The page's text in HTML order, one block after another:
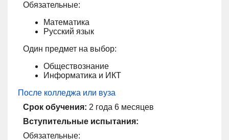
Обязательные:
Математика
Русский язык
Один предмет на выбор:
Обществознание
Информатика и ИКТ
После колледжа или вуза
Срок обучения: 2 года 6 месяцев
Вступительные испытания:
Обязательные: